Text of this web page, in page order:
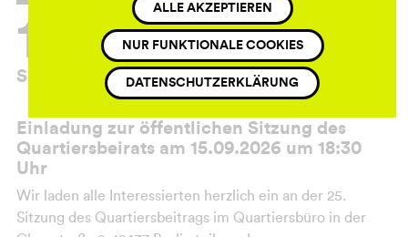
15.
Sep 26
Einladung zur öffentlichen Sitzung des
Quartiersbeirats am 15.09.2026 um 18:30
Uhr
Wir laden alle Interessierten herzlich ein an der 25.
Sitzung des Quartiersbeitrags im Quartiersbüro in der
ALLE AKZEPTIEREN
NUR FUNKTIONALE COOKIES
DATENSCHUTZERKLÄRUNG